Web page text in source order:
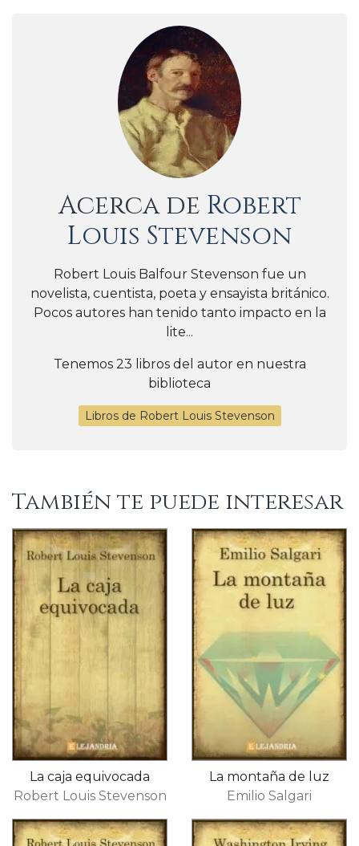
Acerca de Robert
Louis Stevenson
Robert Louis Balfour Stevenson fue un
novelista, cuentista, poeta y ensayista británico.
Pocos autores han tenido tanto impacto en la
lite...
Tenemos 23 libros del autor en nuestra
biblioteca
Libros de Robert Louis Stevenson
También te puede interesar
La caja equivocada
Robert Louis Stevenson
La montaña de luz
Emilio Salgari